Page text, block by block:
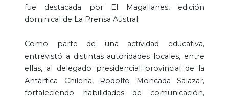
fue destacada por El Magallanes, edición
dominical de La Prensa Austral.
Como parte de una actividad educativa,
entrevistó a distintas autoridades locales, entre
ellas, al delegado presidencial provincial de la
Antártica Chilena, Rodolfo Moncada Salazar,
fortaleciendo habilidades de comunicación,